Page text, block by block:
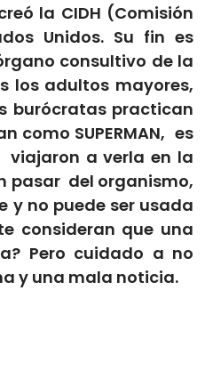
la CIDH (Comisión
Unidos. Su fin es
consultivo de la
los adultos mayores,
burócratas practican
SUPERMAN, es
viajaron a verla en la
pasar del organismo,
y no puede ser usada
consideran que una
Pero cuidado a no
y una mala noticia.